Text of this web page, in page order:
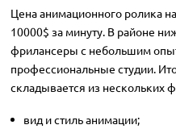
Цена анимационного ролика
10000$ за минуту. В районе
фрилансеры с небольшим
профессиональные студии.
складывается из нескольких
вид и стиль анимации;